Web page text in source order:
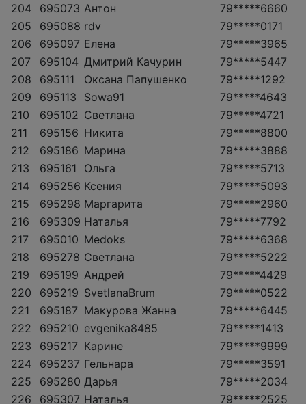
204
695073 Антон
79*****6660
205
695088 rdv
79*****0171
206
695097 Елена
79*****3965
207
695104 Дмитрий Качурин
79*****5447
208
695111 Оксана Папушенко
79*****1292
209
695113 Sowa91
79*****4643
210
695102 Светлана
79*****4721
211
695156 Никита
79*****8800
212
695186 Марина
79*****3888
213
695161 Ольга
79*****5713
214
695256 Ксения
79*****5093
215
695298 Маргарита
79*****2960
216
695309 Наталья
79*****7792
217
695010 Medoks
79*****6368
218
695278 Светлана
79*****5222
219
695199 Андрей
79*****4429
220
695219 SvetlanaBrum
79*****0522
221
695187 Макурова Жанна
79*****6445
222
695210 evgenika8485
79*****1413
223
695217 Карине
79*****9999
224
695237 Гельнара
79*****3591
225
695280 Дарья
79*****2034
226
695307 Наталья
79*****2525